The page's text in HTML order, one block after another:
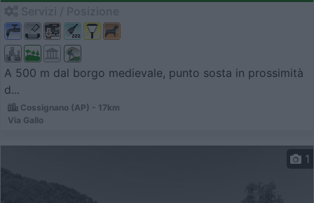
A 500 m dal borgo medievale, punto sosta in prossimità
d...
Cossignano (AP) - 17km
Via Gallo
1